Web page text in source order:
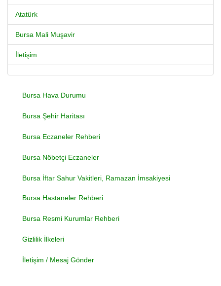
Atatürk
Bursa Mali Muşavir
İletişim
Bursa Hava Durumu
Bursa Şehir Haritası
Bursa Eczaneler Rehberi
Bursa Nöbetçi Eczaneler
Bursa İftar Sahur Vakitleri, Ramazan İmsakiyesi
Bursa Hastaneler Rehberi
Bursa Resmi Kurumlar Rehberi
Gizlilik İlkeleri
İletişim / Mesaj Gönder